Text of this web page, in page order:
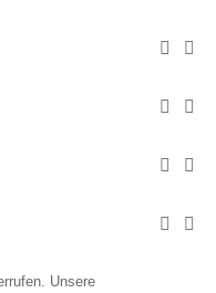
 
 
 
 
Unsere